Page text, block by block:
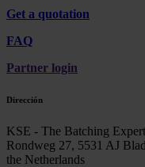
Get a quotation
FAQ
Partner login
Dirección
KSE - The Batching
Rondweg 27, 5531 AJ
the Netherlands